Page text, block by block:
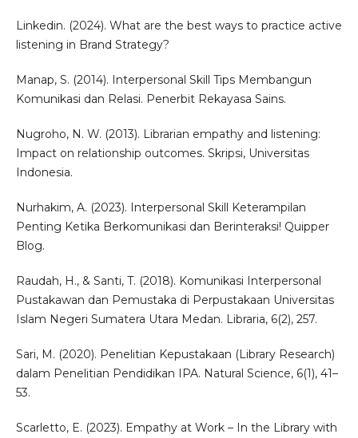
Linkedin. (2024). What are the best ways to practice active
listening in Brand Strategy?
Manap, S. (2014). Interpersonal Skill Tips Membangun
Komunikasi dan Relasi. Penerbit Rekayasa Sains.
Nugroho, N. W. (2013). Librarian empathy and listening:
Impact on relationship outcomes. Skripsi, Universitas
Indonesia.
Nurhakim, A. (2023). Interpersonal Skill Keterampilan
Penting Ketika Berkomunikasi dan Berinteraksi! Quipper
Blog.
Raudah, H., & Santi, T. (2018). Komunikasi Interpersonal
Pustakawan dan Pemustaka di Perpustakaan Universitas
Islam Negeri Sumatera Utara Medan. Libraria, 6(2), 257.
Sari, M. (2020). Penelitian Kepustakaan (Library Research)
dalam Penelitian Pendidikan IPA. Natural Science, 6(1), 41–
53.
Scarletto, E. (2023). Empathy at Work – In the Library with